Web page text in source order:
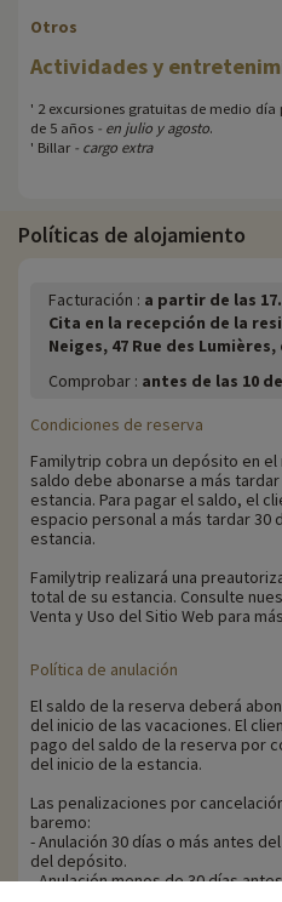
Otros
Actividades y
' 2 excursiones gratuitas de medio
de 5 años - en julio y agosto.
' Billar - cargo extra
Políticas de alojamiento
Facturación : a partir de las
Cita en la recepción de la
Neiges, 47 Rue des
Comprobar : antes de las 10
Condiciones de reserva
Familytrip cobra un depósito en
saldo debe abonarse a más
estancia. Para pagar el saldo, el
espacio personal a más tardar 30
estancia.
Familytrip realizará una
total de su estancia. Consulte
Venta y Uso del Sitio Web para
Política de anulación
El saldo de la reserva deberá
del inicio de las vacaciones. El
pago del saldo de la reserva por
del inicio de la estancia.
Las penalizaciones por
baremo:
- Anulación 30 días o más antes
del depósito.
- Anulación menos de 30 días